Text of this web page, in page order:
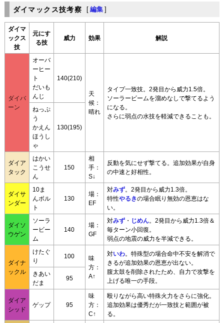
ダイマックス技考察 [ 編集 ]
ダイマ
ックス
技
元にす
る技
威力 効果 解説
ダイバ
ーン
オーバ
ーヒー
ト
だいも
んじ
140(210)
天
候：
晴れ
タイプ一致技。2発目から威力1.5倍。
ソーラービームを溜めなしで撃てるよう
になる。
さらに弱点の水技を軽減できることも。
ねっぷ
う
かえん
ほうし
ゃ
130(195)
ダイア
タック
はかい
こうせ
ん
150
相
手：
S↓
反動を気にせず撃てる。追加効果が自身
の中速と好相性。
ダイサ
ンダー
10ま
んボル
ト
130
場：
EF
対みず。2発目から威力1.3倍。
特性やるきの場合眠り無効の恩恵はな
い。
ダイソ
ウゲン
ソーラ
ービー
ム
140
場：
GF
対みず・ じめん。2発目から威力1.3倍＆
毎ターン小回復。
弱点の地震の威力を半減できる。
ダイナ
ックル
けたぐ
り
100
味
方：
A↑
対いわ。特殊型の場合命中不安を解消で
きるが追加効果の恩恵が出ない。
腹太鼓を削除されたため、自力で攻撃を
上げる唯一の手段。
きあい
だま
95
ダイア
シッド
ゲップ 95
味
方：
C↑
殴りながら高い特殊火力をさらに強化。
追加効果は優秀だが一致技と範囲が被
る。